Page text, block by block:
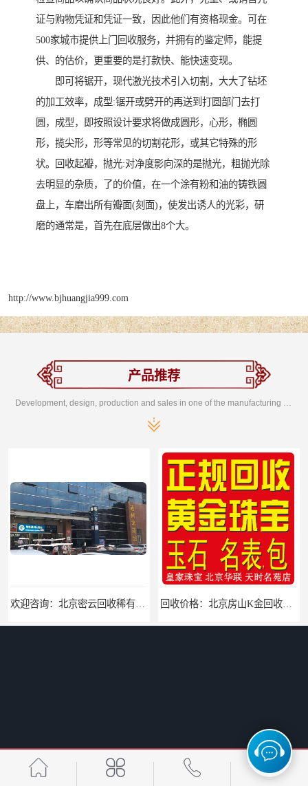
证与购物凭证和凭证一致，因此他们有资格现金。可在
500家城市提供上门回收服务，并拥有的鉴定师，能提
供、的估价，更重要的是打款快、能快速变现。
即可将锯开，现代激光技术引入切割，大大了钻坯
的加工效率，成型:锯开或劈开的再送到打圆部门去打
圆，成型，即按照设计要求将做成圆形，心形，椭圆
形，揽尖形，形等常见的切割花形，或其它特殊的形
状。回收起瓣，抛光:对净度影向深的是抛光，粗抛光除
去明显的杂质，了的价值，在一个涂有粉和油的铸铁圆
盘上，车磨出所有瓣面(刻面)，使发出诱人的光彩，研
磨的通常是，首先在底层做出8个大。
http://www.bjhuangjia999.com
产品推荐